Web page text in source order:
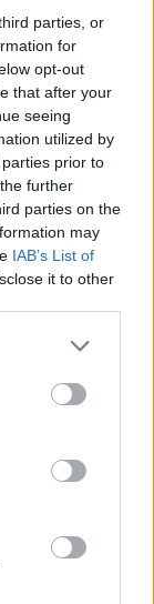
parties, or
for
opt-out
that after your
seeing
utilized by
prior to
further
parties on the
may
IAB’s List of
it to other
–